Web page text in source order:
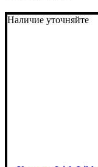
Наличие уточняйте